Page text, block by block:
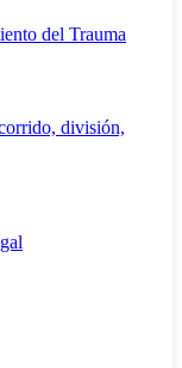
del Trauma
división,